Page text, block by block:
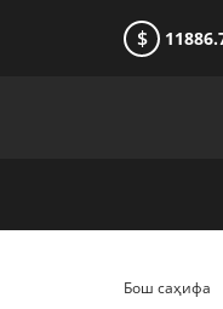
$
Бош саҳифа